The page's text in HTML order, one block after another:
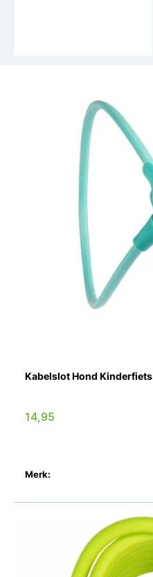
Kabelslot Hond Kinderfiets
14,95
Merk: